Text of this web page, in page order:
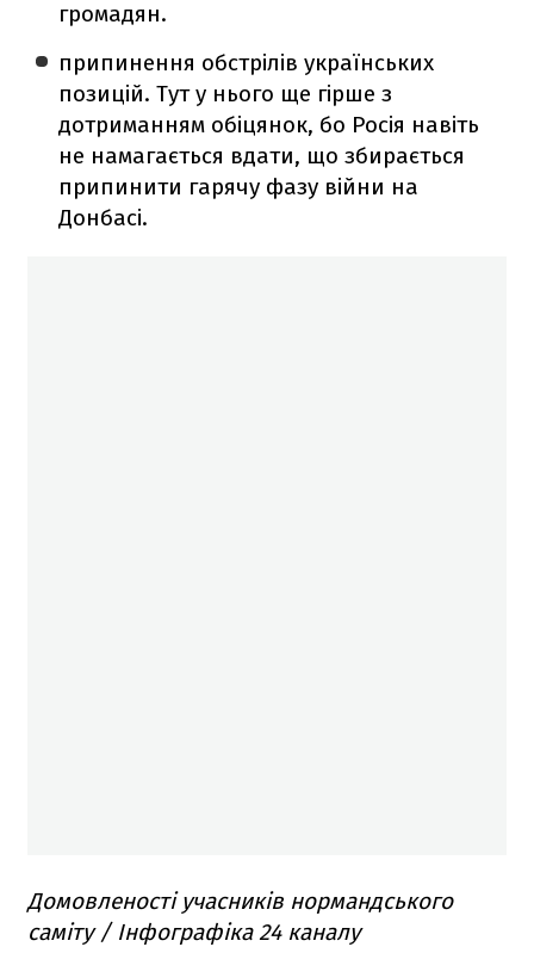
громадян.
припинення обстрілів українських
позицій. Тут у нього ще гірше з
дотриманням обіцянок, бо Росія навіть
не намагається вдати, що збирається
припинити гарячу фазу війни на
Донбасі.
Домовленості учасників нормандського
саміту / Інфографіка 24 каналу